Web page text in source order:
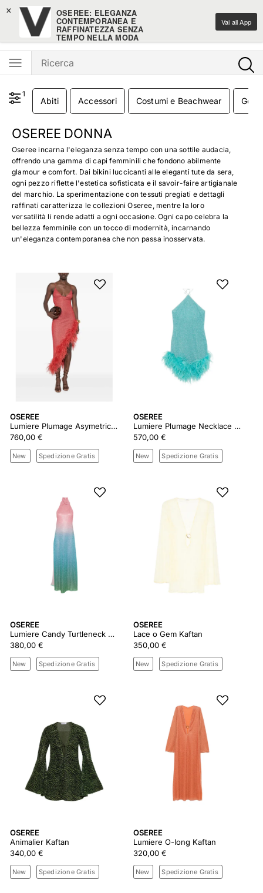
× OSEREE: ELEGANZA
CONTEMPORANEA E
RAFFINATEZZA SENZA
TEMPO NELLA MODA
FEMMINILE
Scarica gratuitamente
Vai all App
Ventis - L'e-shopping parla italiano
1
Abiti Accessori Costumi e Beachwear
OSEREE DONNA
Oseree incarna l'eleganza senza tempo con una sottile audacia,
offrendo una gamma di capi femminili che fondono abilmente
glamour e comfort. Dai bikini luccicanti alle eleganti tute da sera,
ogni pezzo riflette l'estetica sofisticata e il savoir-faire artigianale
del marchio. La sperimentazione con tessuti pregiati e dettagli
raffinati caratterizza le collezioni Oseree, mentre la loro
versatilità li rende adatti a ogni occasione. Ogni capo celebra la
bellezza femminile con un tocco di modernità, incarnando
un'eleganza contemporanea che non passa inosservata.
OSEREE
Lumiere Plumage Asymetrical Dress
760,00 €
New Spedizione Gratis
OSEREE
Lumiere Plumage Necklace Dress
570,00 €
New Spedizione Gratis
OSEREE
Lumiere Candy Turtleneck Dress
380,00 €
New Spedizione Gratis
OSEREE
Lace o Gem Kaftan
350,00 €
New Spedizione Gratis
OSEREE
Animalier Kaftan
340,00 €
New Spedizione Gratis
OSEREE
Lumiere O-long Kaftan
320,00 €
New Spedizione Gratis